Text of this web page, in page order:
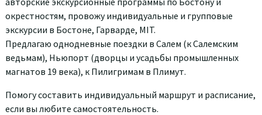
окрестностям, провожу индивидуальные и групповые
экскурсии в Бостоне, Гарварде, MIT.
Предлагаю однодневные поездки в Салем (к Салемским
ведьмам), Ньюпорт (дворцы и усадьбы промышленных
магнатов 19 века), к Пилигримам в Плимут.
Помогу составить индивидуальный маршрут и расписание,
если вы любите самостоятельность.